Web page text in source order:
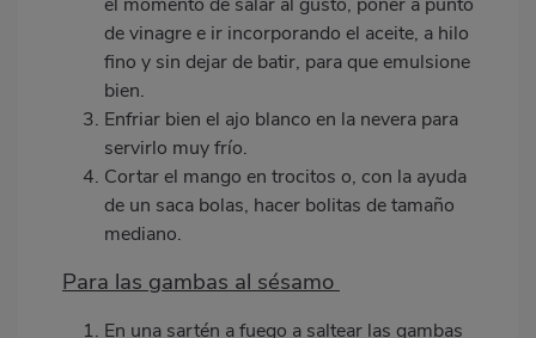
de vinagre e ir incorporando el aceite, a hilo
fino y sin dejar de batir, para que emulsione
bien.
Enfriar bien el ajo blanco en la nevera para
servirlo muy frío.
Cortar el mango en trocitos o, con la ayuda
de un saca bolas, hacer bolitas de tamaño
mediano.
Para las gambas al sésamo
En una sartén a fuego a saltear las gambas